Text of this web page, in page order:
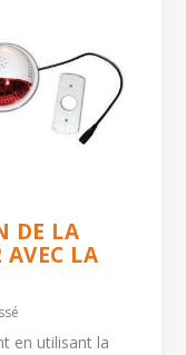
DE LA
AVEC LA
en utilisant la